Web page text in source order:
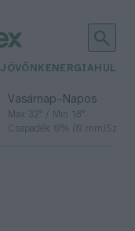
JÖVŐNK ENERGIA
Vasárnap– Napos
Max 32° / Min 18°
Csapadék: 0% (0 mm)Szél: